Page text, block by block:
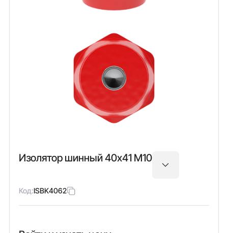
Изолятор шинный 40х41 М10
Код:ISBK4062